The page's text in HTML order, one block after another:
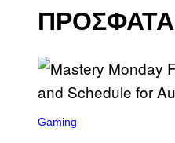
ΠΡΟΣΦΑΤΑ
C
Gaming